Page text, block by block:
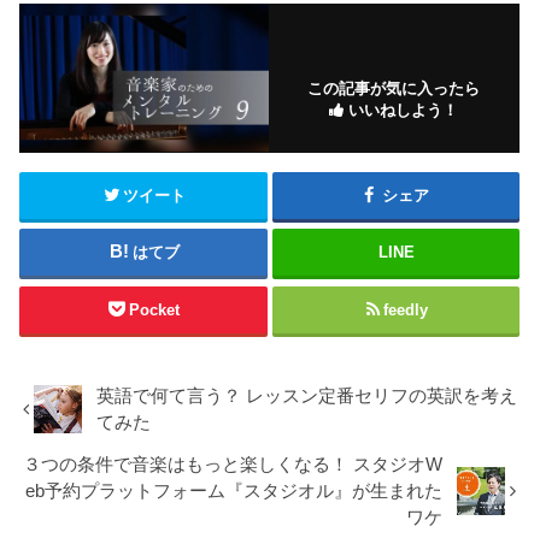
この記事が気に入ったら
いいねしよう！
ツイート シェア
はてブ LINE
Pocket feedly
英語で何て言う？ レッスン定番セリフの英訳を考え
てみた
３つの条件で音楽はもっと楽しくなる！ スタジオW
eb予約プラットフォーム『スタジオル』が生まれた
ワケ